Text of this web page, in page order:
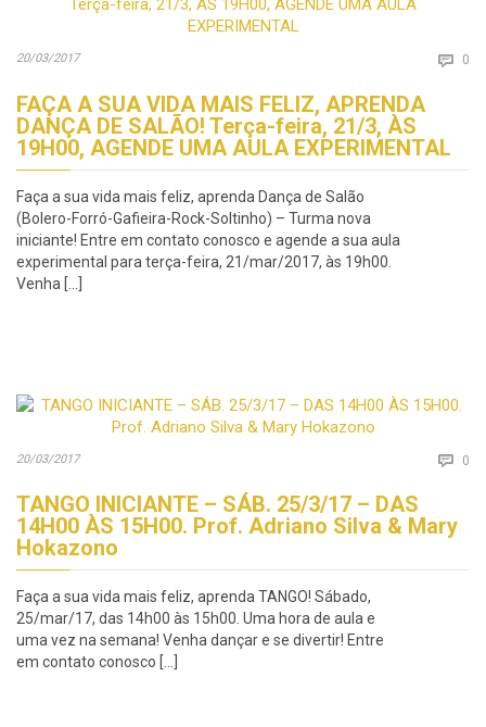
20/03/2017  0
FAÇA A SUA VIDA MAIS FELIZ, APRENDA
DANÇA DE SALÃO! Terça-feira, 21/3, ÀS
19H00, AGENDE UMA AULA EXPERIMENTAL
Faça a sua vida mais feliz, aprenda Dança de Salão
(Bolero-Forró-Gafieira-Rock-Soltinho) – Turma nova
iniciante! Entre em contato conosco e agende a sua aula
experimental para terça-feira, 21/mar/2017, às 19h00.
Venha […]
20/03/2017  0
TANGO INICIANTE – SÁB. 25/3/17 – DAS
14H00 ÀS 15H00. Prof. Adriano Silva & Mary
Hokazono
Faça a sua vida mais feliz, aprenda TANGO! Sábado,
25/mar/17, das 14h00 às 15h00. Uma hora de aula e
uma vez na semana! Venha dançar e se divertir! Entre
em contato conosco […]